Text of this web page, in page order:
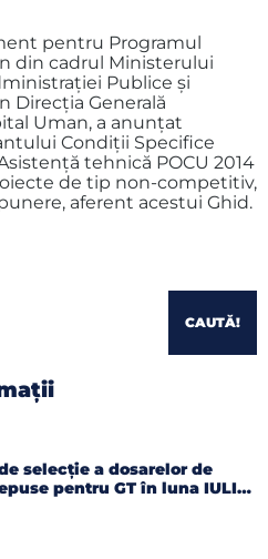
pentru Programul
din cadrul Ministerului
Publice şi
Direcţia Generală
Uman, a anunțat
Condiţii Specifice
tehnică POCU 2014
de tip non-competitiv,
aferent acestui Ghid.
CAUTĂ!
selecție a dosarelor de
pentru GT în luna IULIE